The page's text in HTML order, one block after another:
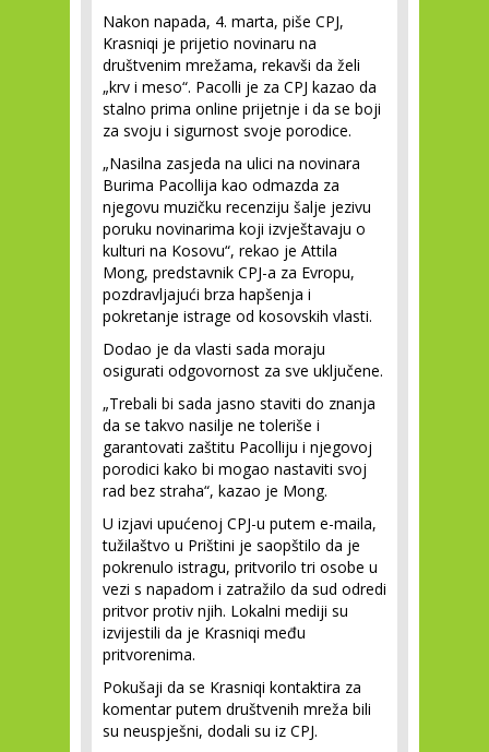
Nakon napada, 4. marta, piše CPJ,
Krasniqi je prijetio novinaru na
društvenim mrežama, rekavši da želi
„krv i meso“. Pacolli je za CPJ kazao da
stalno prima online prijetnje i da se boji
za svoju i sigurnost svoje porodice.
„Nasilna zasjeda na ulici na novinara
Burima Pacollija kao odmazda za
njegovu muzičku recenziju šalje jezivu
poruku novinarima koji izvještavaju o
kulturi na Kosovu“, rekao je Attila
Mong, predstavnik CPJ-a za Evropu,
pozdravljajući brza hapšenja i
pokretanje istrage od kosovskih vlasti.
Dodao je da vlasti sada moraju
osigurati odgovornost za sve uključene.
„Trebali bi sada jasno staviti do znanja
da se takvo nasilje ne toleriše i
garantovati zaštitu Pacolliju i njegovoj
porodici kako bi mogao nastaviti svoj
rad bez straha“, kazao je Mong.
U izjavi upućenoj CPJ-u putem e-maila,
tužilaštvo u Prištini je saopštilo da je
pokrenulo istragu, pritvorilo tri osobe u
vezi s napadom i zatražilo da sud odredi
pritvor protiv njih. Lokalni mediji su
izvijestili da je Krasniqi među
pritvorenima.
Pokušaji da se Krasniqi kontaktira za
komentar putem društvenih mreža bili
su neuspješni, dodali su iz CPJ.